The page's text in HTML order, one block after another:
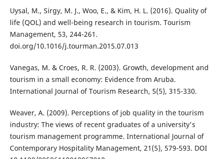
Uysal, M., Sirgy, M. J., Woo, E., & Kim, H. L. (2016). Quality of
life (QOL) and well-being research in tourism. Tourism
Management, 53, 244-261.
doi.org/10.1016/j.tourman.2015.07.013
Vanegas, M. & Croes, R. R. (2003). Growth, development and
tourism in a small economy: Evidence from Aruba.
International Journal of Tourism Research, 5(5), 315-330.
Weaver, A. (2009). Perceptions of job quality in the tourism
industry: The views of recent graduates of a university's
tourism management programme. International Journal of
Contemporary Hospitality Management, 21(5), 579-593. DOI